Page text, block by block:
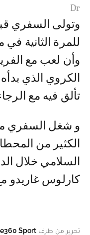
Dr
وتولى السفري
للمرة الثانية
وأن لعب مع
الكروي الذي
تألق فيه مع
و شغل السفري
الكثير من
السلامي خلال
كارلوس غاريدو
تحرير من طرف Sport